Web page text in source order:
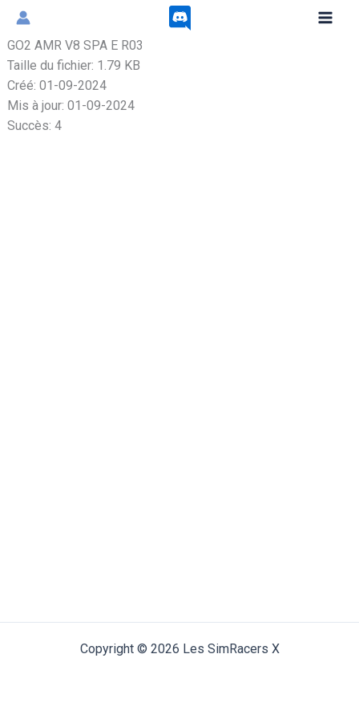
Aller
contenu
GO2 AMR V8 SPA E R03
Taille du fichier: 1.79 KB
Créé: 01-09-2024
Mis à jour: 01-09-2024
Succès: 4
Copyright © 2026 Les SimRacers X